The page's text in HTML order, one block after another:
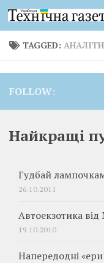
Skip to content
TAGGED:
FOLLOW:
Найкращі
Гудбай
26.10.2011
Автоекзотика
19.10.2010
Напередодні